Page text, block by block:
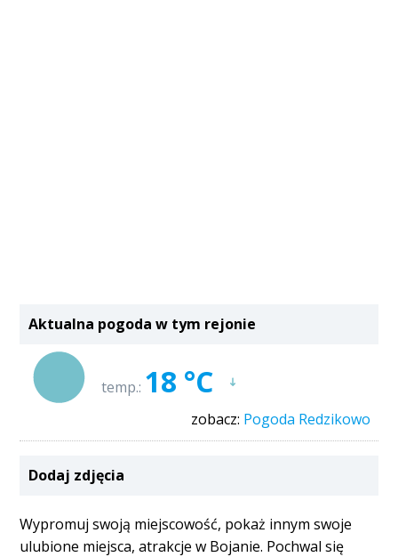
Aktualna pogoda w tym rejonie
temp.: 18 °C
zobacz: Pogoda Redzikowo
Dodaj zdjęcia
Wypromuj swoją miejscowość, pokaż innym swoje
ulubione miejsca, atrakcje w Bojanie. Pochwal się